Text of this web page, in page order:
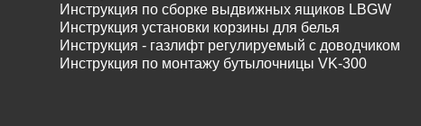
Инструкция по сборке выдвижных ящиков LBGW
Инструкция установки корзины для белья
Инструкция - газлифт регулируемый с доводчиком
Инструкция по монтажу бутылочницы VK-300